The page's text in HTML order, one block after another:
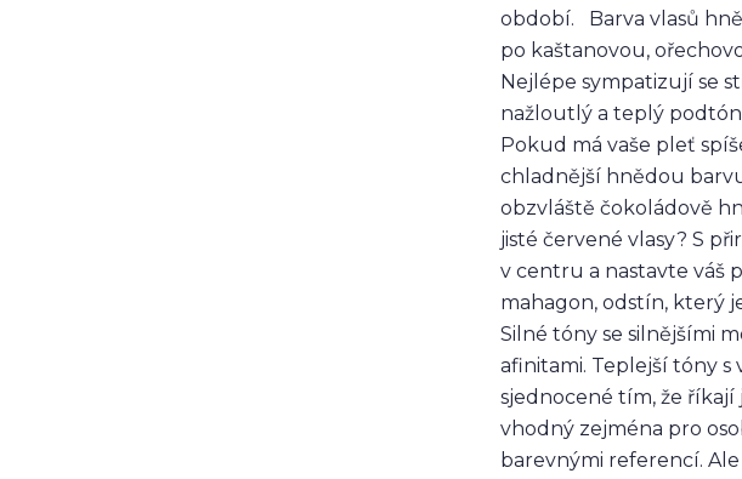
období. Barva vlasů
po kaštanovou,
Nejlépe sympatizují se
nažloutlý a teplý
Pokud má vaše pleť
chladnější hnědou
obzvláště čokoládově
jisté červené vlasy? S
v centru a nastavte váš
mahagon, odstín, který
Silné tóny se silnějšími
afinitami. Teplejší tóny
sjednocené tím, že
vhodný zejména pro
barevnými referencí.